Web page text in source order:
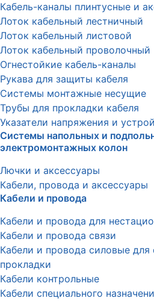
Кабель-каналы плинтусные и
Лоток кабельный лестничный
Лоток кабельный листовой
Лоток кабельный проволочный
Огнестойкие кабель-каналы
Рукава для защиты кабеля
Системы монтажные несущие
Трубы для прокладки кабеля
Указатели напряжения и
Системы напольных и
электромонтажных колон
Лючки и аксессуары
Кабели, провода и аксессуары
Кабели и провода
Кабели и провода для
Кабели и провода связи
Кабели и провода силовые для
прокладки
Кабели контрольные
Кабели специального